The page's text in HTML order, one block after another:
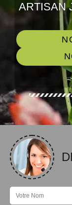
ARTISAN